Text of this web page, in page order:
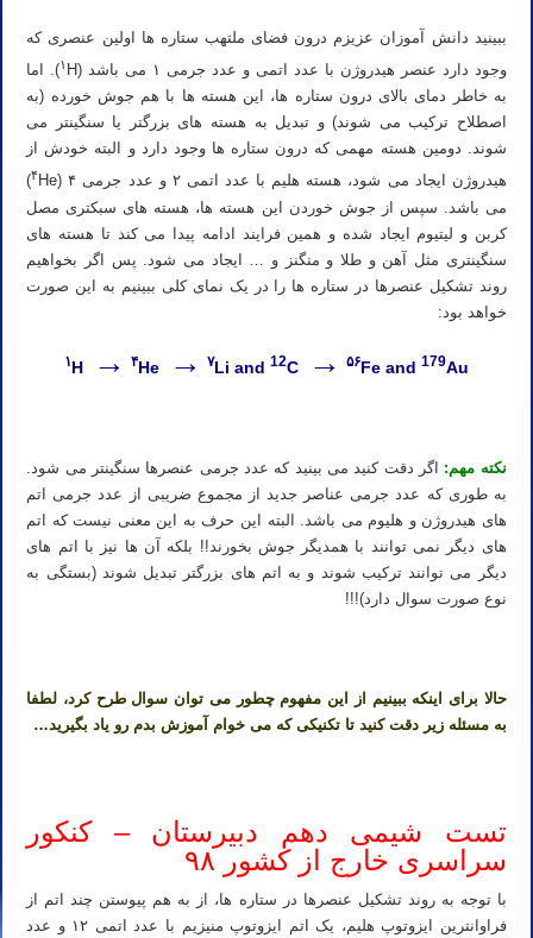
ببینید دانش آموزان عزیزم درون فضای ملتهب ستاره ها اولین عنصری که
وجود دارد عنصر هیدروژن با عدد اتمی و عدد جرمی ۱ می باشد (
۱H). اما
به خاطر دمای بالای درون ستاره ها، این هسته ها با هم جوش خورده (به
اصطلاح ترکیب می شوند) و تبدیل به هسته های بزرگتر یا سنگینتر می
شوند. دومین هسته مهمی که درون ستاره ها وجود دارد و البته خودش از
هیدروژن ایجاد می شود، هسته هلیم با عدد اتمی ۲ و عدد جرمی ۴ (
۴He)
می باشد. سپس از جوش خوردن این هسته ها، هسته های سبکتری مصل
کربن و لیتیوم ایجاد شده و همین فرایند ادامه پیدا می کند تا هسته های
سنگینتری مثل آهن و طلا و منگنز و … ایجاد می شود. پس اگر بخواهیم
روند تشکیل عنصرها در ستاره ها را در یک نمای کلی ببینیم به این صورت
خواهد بود:
۱H → ۴He → ۷Li and 12C → ۵۶Fe and 179Au
نکته مهم: اگر دقت کنید می بینید که عدد جرمی عنصرها سنگینتر می شود.
به طوری که عدد جرمی عناصر جدید از مجموع ضریبی از عدد جرمی اتم
های هیدروژن و هلیوم می باشد. البته این حرف به این معنی نیست که اتم
های دیگر نمی توانند با همدیگر جوش بخورند!! بلکه آن ها نیز با اتم های
دیگر می توانند ترکیب شوند و به اتم های بزرگتر تبدیل شوند (بستگی به
نوع صورت سوال دارد)!!!
حالا برای اینکه ببینیم از این مفهوم چطور می توان سوال طرح کرد، لطفا
به مسئله زیر دقت کنید تا تکنیکی که می خوام آموزش بدم رو یاد بگیرید…
تست شیمی دهم دبیرستان – کنکور
سراسری خارج از کشور ۹۸
با توجه به روند تشکیل عنصرها در ستاره ها، از به هم پیوستن چند اتم از
فراوانترین ایزوتوپ هلیم، یک اتم ایزوتوپ منیزیم با عدد اتمی ۱۲ و عدد